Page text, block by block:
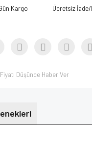
Kargo Ücretsiz
Fiyatı Düşünce Haber Ver